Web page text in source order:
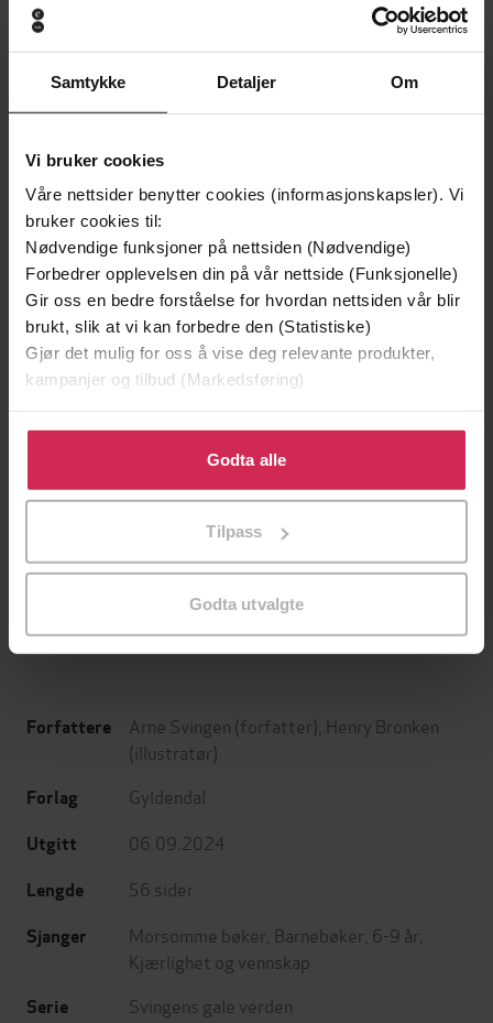
Samtykke Detaljer Om
Vi bruker cookies
Våre nettsider benytter cookies (informasjonskapsler). Vi
bruker cookies til:
Nødvendige funksjoner på nettsiden (Nødvendige)
Forbedrer opplevelsen din på vår nettside (Funksjonelle)
Gir oss en bedre forståelse for hvordan nettsiden vår blir
brukt, slik at vi kan forbedre den (Statistiske)
Gjør det mulig for oss å vise deg relevante produkter,
kampanjer og tilbud (Markedsføring)
Klikk på «Godta alle» for å gi oss ditt samtykke til å
bruke cookies for alle disse formålene. Du kan også
tilpasse ditt samtykke til spesifikke formål ved å klikke
Godta alle
Tilpass
Godta utvalgte
EBOK
Premium
Vinner av Rivertonprisen
Jo Nesbø
Premium
Jørn Lier Horst
Forfattere Arne Svingen (forfatter), Henry Bronken
(illustratør)
Forlag Gyldendal
Utgitt 06.09.2024
Lengde 56 sider
Sjanger Morsomme bøker Barnebøker 6-9 år
Kjærlighet og vennskap
Serie Svingens gale verden